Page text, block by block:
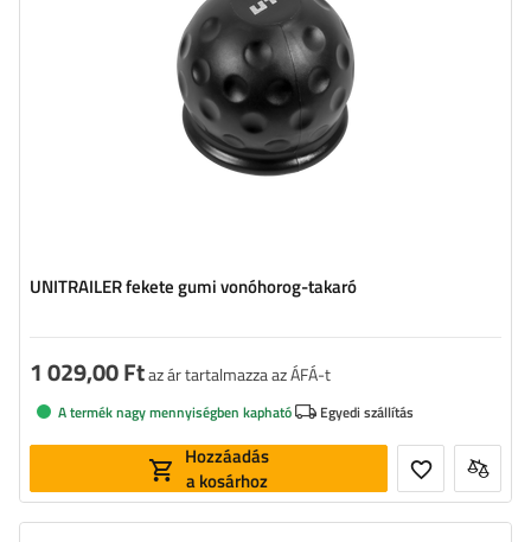
UNITRAILER fekete gumi vonóhorog-takaró
1 029,00 Ftaz ár tartalmazza az ÁFÁ-t
A termék nagy mennyiségben kapható Egyedi szállítás
Hozzáadás
a kosárhoz